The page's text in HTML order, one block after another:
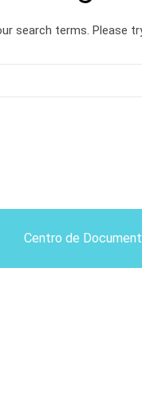
search terms. Please
Centro de